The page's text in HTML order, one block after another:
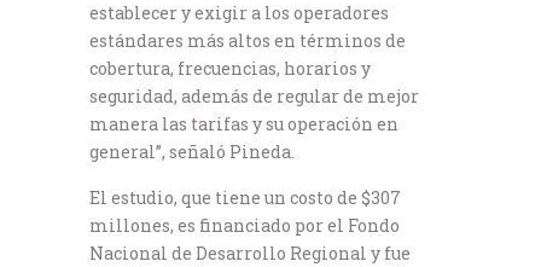
establecer y exigir a los operadores
estándares más altos en términos de
cobertura, frecuencias, horarios y
seguridad, además de regular de mejor
manera las tarifas y su operación en
general”, señaló Pineda.
El estudio, que tiene un costo de $307
millones, es financiado por el Fondo
Nacional de Desarrollo Regional y fue